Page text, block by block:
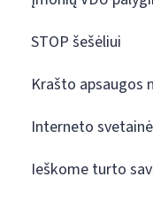
STOP šešėliui
Krašto apsaugos
Interneto
Ieškome turto